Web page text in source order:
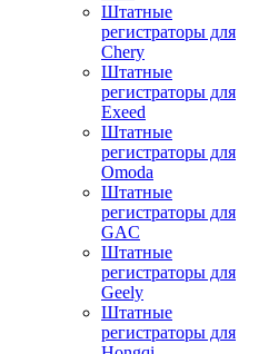
Штатные
регистраторы для
Chery
Штатные
регистраторы для
Exeed
Штатные
регистраторы для
Omoda
Штатные
регистраторы для
GAC
Штатные
регистраторы для
Geely
Штатные
регистраторы для